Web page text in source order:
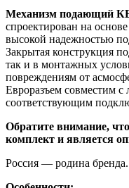
Механизм подающий
спроектирован на
высокой надежностью
Закрытая конструкция
так и в монтажных
повреждениям от
Евроразъем совместим
соответствующим
Обратите внимание,
комплект и является
Россия — родина бренда.